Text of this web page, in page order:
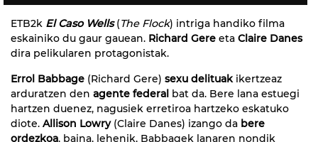
ETB2k El Caso Wells(The Flock) intriga handiko filma
eskainiko du gaur gauean. Richard Gere eta Claire Danes
dira pelikularen protagonistak.
Errol Babbage (Richard Gere) sexu delituakikertzeaz
arduratzen den agente federal bat da. Bere lana estuegi
hartzen duenez, nagusiek erretiroa hartzeko eskatuko
diote. Allison Lowry(Claire Danes) izango da bere
ordezkoa, baina, lehenik, Babbagek lanaren nondik